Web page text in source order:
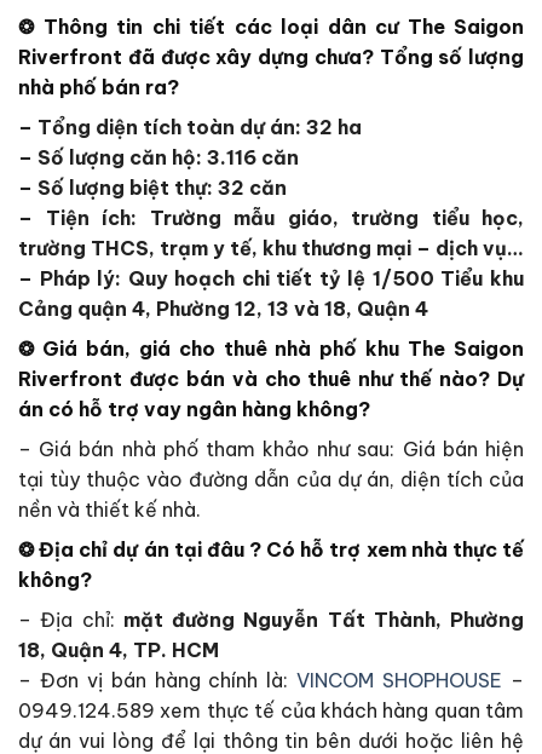
❂ Thông tin chi tiết các loại dân cư The Saigon
Riverfront đã được xây dựng chưa? Tổng số lượng
nhà phố bán ra?
– Tổng diện tích toàn dự án: 32 ha
– Số lượng căn hộ: 3.116 căn
– Số lượng biệt thự: 32 căn
– Tiện ích: Trường mẫu giáo, trường tiểu học,
trường THCS, trạm y tế, khu thương mại – dịch vụ…
– Pháp lý: Quy hoạch chi tiết tỷ lệ 1/500 Tiểu khu
Cảng quận 4, Phường 12, 13 và 18, Quận 4
❂ Giá bán, giá cho thuê nhà phố khu The Saigon
Riverfront được bán và cho thuê như thế nào? Dự
án có hỗ trợ vay ngân hàng không?
– Giá bán nhà phố tham khảo như sau: Giá bán hiện
tại tùy thuộc vào đường dẫn của dự án, diện tích của
nền và thiết kế nhà.
❂ Địa chỉ dự án tại đâu ? Có hỗ trợ xem nhà thực tế
không?
– Địa chỉ: mặt đường Nguyễn Tất Thành, Phường
18, Quận 4, TP. HCM
– Đơn vị bán hàng chính là: VINCOM SHOPHOUSE –
0949.124.589 xem thực tế của khách hàng quan tâm
dự án vui lòng để lại thông tin bên dưới hoặc liên hệ